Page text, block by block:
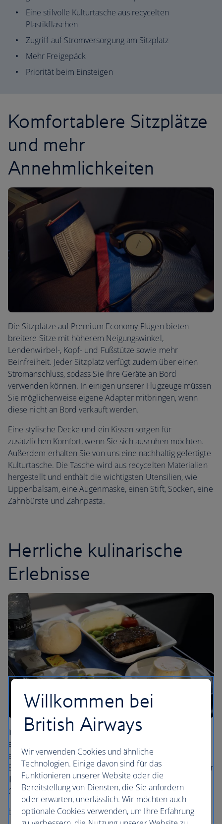
Eine stilvolle Kulturtasche aus recycelten
Plastikflaschen
Zugriff auf Stromversorgung am Sitzplatz
Mehr Freigepäck
Priorität beim Einsteigen
Komfortablere Sitzplätze
und mehr
Annehmlichkeiten
Die Sitzplätze auf Premium Economy-Flügen bieten
breitere Sitze mit höherem Neigungswinkel,
Lendenwirbel-, Kopf- und Fußstütze sowie mehr
Beinfreiheit. Jeder Sitzplatz verfügt zudem über einen
Stromanschluss, sodass Sie Ihre Geräte an Bord
verwenden können. In einigen unserer Flugzeuge müssen
Sie möglicherweise eigene Adapter mitbringen, wenn
diese nicht an Bord verkauft werden.
Eine stylische Decke und ein Kissen sorgen für
zusätzlichen Komfort, wenn Sie sich ausruhen möchten.
Außerdem erhalten Sie von uns eine nachhaltig gefertigte
Kulturtasche. Die Tasche wird aus recycelten Materialien
hergestellt und enthält die wichtigsten Utensilien, wie
Lippenbalsam, eine Augenmaske, einen Stift, Socken, eine
Zahnbürste und Zahnpasta.
Herrliche kulinarische
Erlebnisse
In World Traveller Plus können Sie zu Beginn Ihrer Reise
ein Glas Sekt genießen, gefolgt von einer Vorspeise,
einem Hauptgericht und einem Dessert, die Ihnen unser
Bordpersonal serviert. Während Ihres Fluges servieren wir
Ihnen Snacks sowie heiße, kalte und alkoholische
Getränke an Ihrem Sitzplatz.
Hier erfahren Sie mehr
Willkommen bei
British Airways
Wir verwenden Cookies und ähnliche
Technologien. Einige davon sind für das
Funktionieren unserer Website oder die
Bereitstellung von Diensten, die Sie anfordern
oder erwarten, unerlässlich. Wir möchten auch
optionale Cookies verwenden, um Ihre Erfahrung